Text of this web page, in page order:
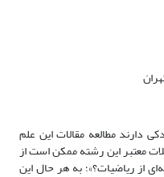
دارند مطالعه مقالات این علم
معتبر این رشته ممکن است از
از ریاضیات؟»؛ به هر حال این